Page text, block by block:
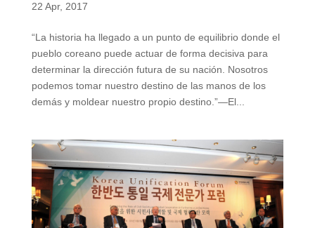
22 Apr, 2017
“La historia ha llegado a un punto de equilibrio donde el
pueblo coreano puede actuar de forma decisiva para
determinar la dirección futura de su nación. Nosotros
podemos tomar nuestro destino de las manos de los
demás y moldear nuestro propio destino.”—El...